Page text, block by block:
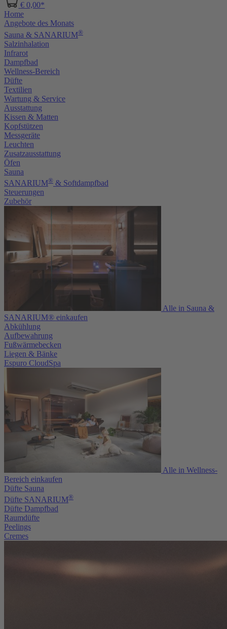
€ 0,00*
Home
Angebote des Monats
Sauna & SANARIUM®
Salzinhalation
Infrarot
Dampfbad
Wellness-Bereich
Düfte
Textilien
Wartung & Service
Ausstattung
Kissen & Matten
Kopfstützen
Messgeräte
Leuchten
Zusatzausstattung
Öfen
Sauna
SANARIUM® & Softdampfbad
Steuerungen
Zubehör
Alle in Sauna &
SANARIUM® einkaufen
Abkühlung
Aufbewahrung
Fußwärmebecken
Liegen & Bänke
Espuro CloudSpa
Alle in Wellness-
Bereich einkaufen
Düfte Sauna
Düfte SANARIUM®
Düfte Dampfbad
Raumdüfte
Peelings
Cremes